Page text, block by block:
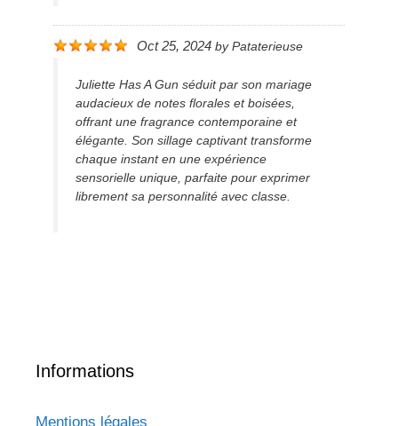
Oct 25, 2024 by Pataterieuse
Juliette Has A Gun séduit par son mariage
audacieux de notes florales et boisées,
offrant une fragrance contemporaine et
élégante. Son sillage captivant transforme
chaque instant en une expérience
sensorielle unique, parfaite pour exprimer
librement sa personnalité avec classe.
Informations
Mentions légales